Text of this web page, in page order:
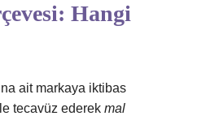
Hangi
ait markaya iktibas
tecavüz ederek mal